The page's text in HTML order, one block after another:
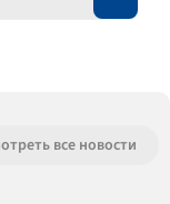
все новости